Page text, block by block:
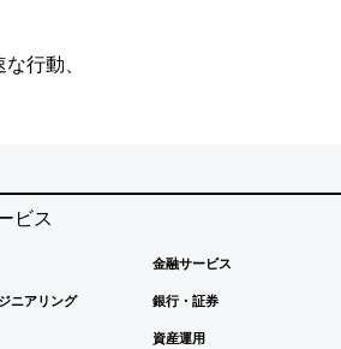
行動、
ビス
ニアリング
金融サービス
銀行・証券
資産運用